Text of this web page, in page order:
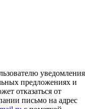
уведомления
предложениях и
отказаться от
письмо на адрес